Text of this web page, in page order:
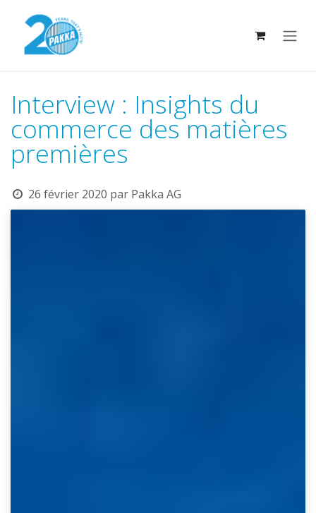
Interview : Insights du
commerce des matières
premières
26 février 2020 par Pakka AG